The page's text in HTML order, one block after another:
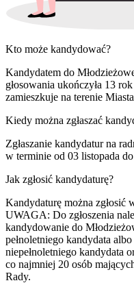
Kto może kandydować?
Kandydatem do
głosowania ukończyła 13
zamieszkuje na terenie
Kiedy można zgłaszać
Zgłaszanie kandydatur na
w terminie od 03 listopada
Jak zgłosić kandydaturę?
Kandydaturę można zgłosić
UWAGA: Do zgłoszenia
kandydowanie do
pełnoletniego kandydata
niepełnoletniego kandydata
co najmniej 20 osób
Rady.